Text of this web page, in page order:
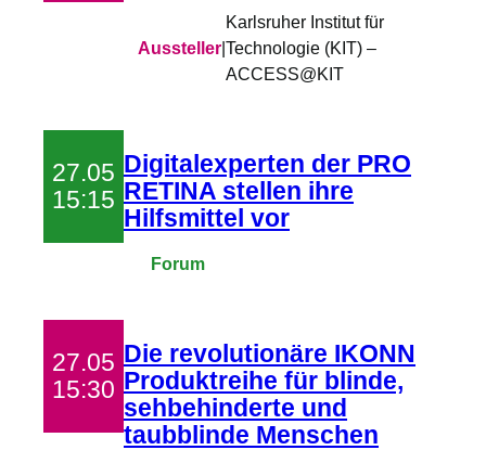
Aussteller|
Karlsruher Institut für
Technologie (KIT) –
ACCESS@KIT
27.05
15:15
Digitalexperten der PRO
RETINA stellen ihre
Hilfsmittel vor
Forum
27.05
15:30
Die revolutionäre IKONN
Produktreihe für blinde,
sehbehinderte und
taubblinde Menschen